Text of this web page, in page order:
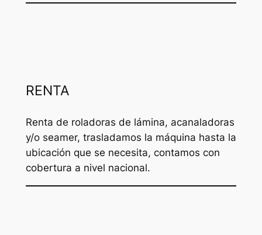
RENTA
Renta de roladoras de lámina, acanaladoras
y/o seamer, trasladamos la máquina hasta la
ubicación que se necesita, contamos con
cobertura a nivel nacional.